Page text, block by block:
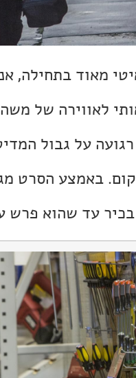
מאוד בתחילה,
לאווירה של
על גבול
באמצע הסרט
עד שהוא פרש